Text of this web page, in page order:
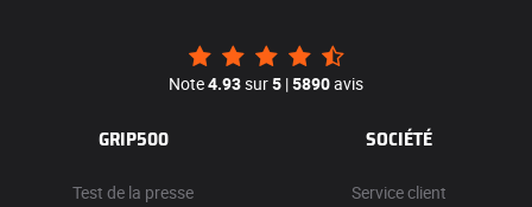
Note4.93sur5 |5890avis
GRIP500
Test de la presse
SOCIÉTÉ
Service client